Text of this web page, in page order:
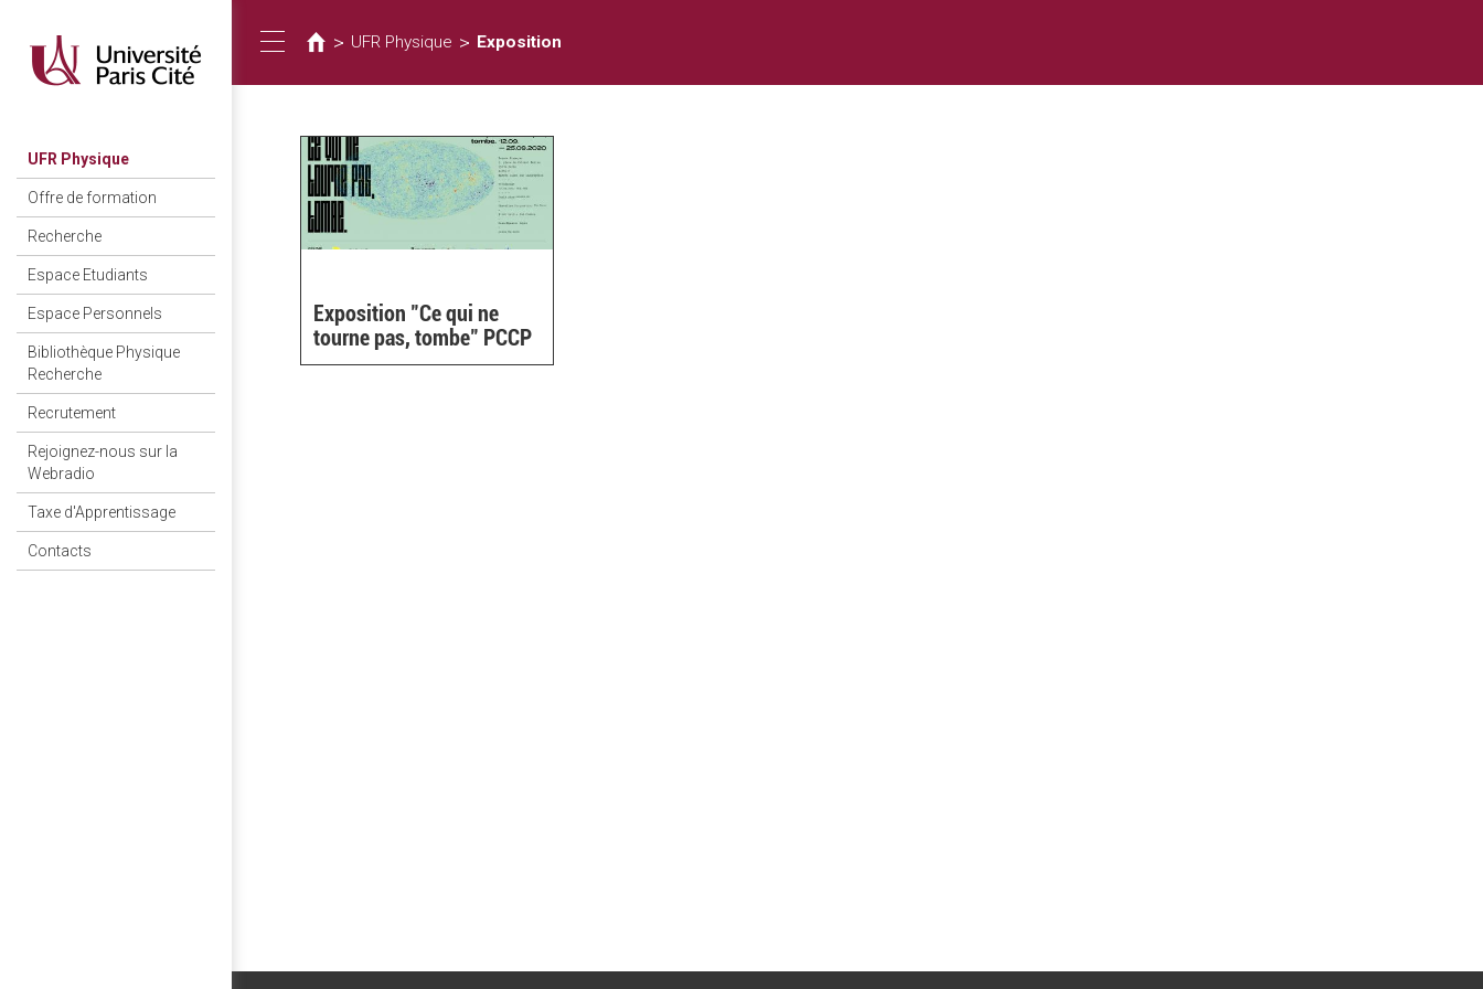
contenido
principal
UFR Physique
Offre de formation
Recherche
Espace Etudiants
Espace Personnels
Bibliothèque Physique
Recherche
Recrutement
Rejoignez-nous sur la
Webradio
Taxe d'Apprentissage
Contacts
Toggle
navigation
está
aquí
> UFR Physique > Exposition
Exposition "Ce qui ne
tourne pas, tombe" PCCP